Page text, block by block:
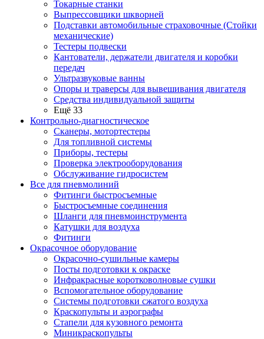
Токарные станки
Выпрессовщики шкворней
Подставки автомобильные страховочные (Стойки
механические)
Тестеры подвески
Кантователи, держатели двигателя и коробки
передач
Ультразвуковые ванны
Опоры и траверсы для вывешивания двигателя
Средства индивидуальной защиты
Ещё 33
Контрольно-диагностическое
Сканеры, мотортестеры
Для топливной системы
Приборы, тестеры
Проверка электрооборудования
Обслуживание гидросистем
Все для пневмолиний
Фитинги быстросъемные
Быстросъемные соединения
Шланги для пневмоинструмента
Катушки для воздуха
Фитинги
Окрасочное оборудование
Окрасочно-сушильные камеры
Посты подготовки к окраске
Инфракрасные коротковолновые сушки
Вспомогательное оборудование
Системы подготовки сжатого воздуха
Краскопульты и аэрографы
Стапели для кузовного ремонта
Миникраскопульты